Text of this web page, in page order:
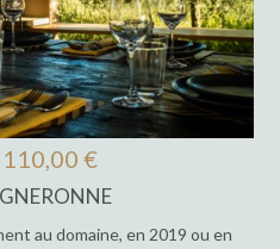
€
au domaine, en 2019 ou en